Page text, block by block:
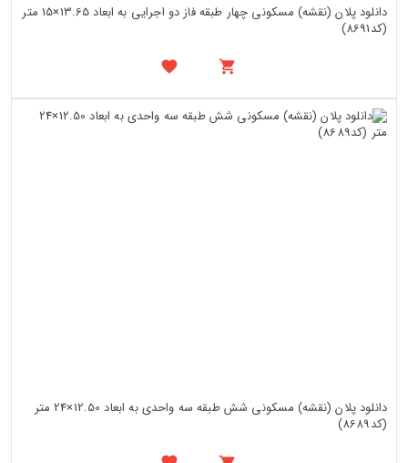
دانلود پلان (نقشه) مسکونی چهار طبقه فاز دو اجرایی به ابعاد 13.65×15 متر
(کد8691)
دانلود پلان (نقشه) مسکونی شش طبقه سه واحدی به ابعاد 12.50×24 متر
(کد8689)